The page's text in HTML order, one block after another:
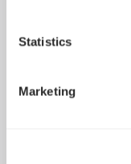
Statistics
Marketing